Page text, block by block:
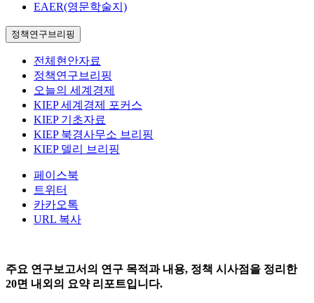
EAER(영문학술지)
정책연구브리핑
전체현안자료
정책연구브리핑
오늘의 세계경제
KIEP 세계경제 포커스
KIEP 기초자료
KIEP 북경사무소 브리핑
KIEP 델리 브리핑
페이스북
트위터
카카오톡
URL 복사
주요 연구보고서의 연구 목적과 내용, 정책 시사점을 정리한
20면 내외의 요약 리포트입니다.